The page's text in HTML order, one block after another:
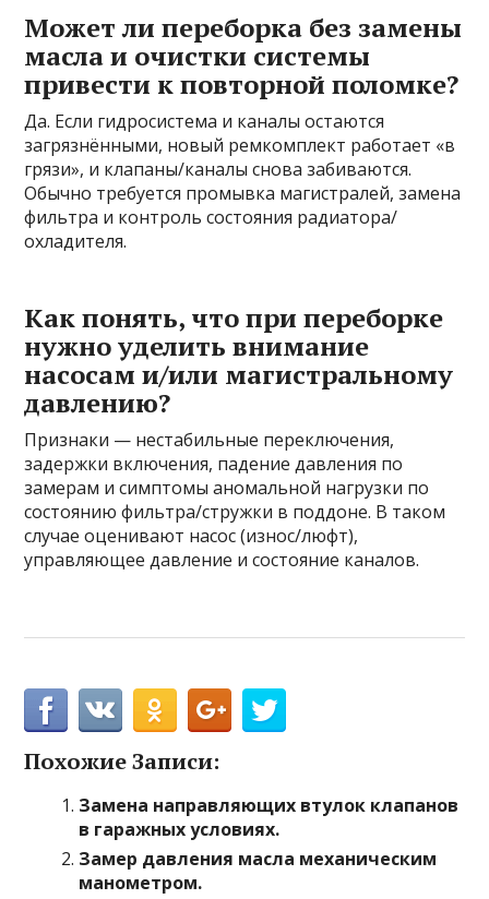
Может ли переборка без замены
масла и очистки системы
привести к повторной поломке?
Да. Если гидросистема и каналы остаются
загрязнёнными, новый ремкомплект работает «в
грязи», и клапаны/каналы снова забиваются.
Обычно требуется промывка магистралей, замена
фильтра и контроль состояния радиатора/
охладителя.
Как понять, что при переборке
нужно уделить внимание
насосам и/или магистральному
давлению?
Признаки — нестабильные переключения,
задержки включения, падение давления по
замерам и симптомы аномальной нагрузки по
состоянию фильтра/стружки в поддоне. В таком
случае оценивают насос (износ/люфт),
управляющее давление и состояние каналов.
Похожие Записи:
Замена направляющих втулок клапанов
в гаражных условиях.
Замер давления масла механическим
манометром.